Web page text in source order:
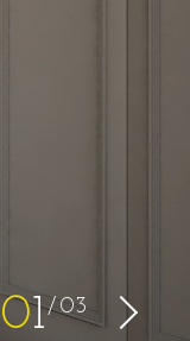
01 03